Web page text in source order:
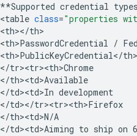
**Supported credential types
<table class="properties
<th></th>
<th>PasswordCredential /
<th>PublicKeyCredential</th>
</tr><tr><th>Chrome
</th><td>Available
</td><td>In development
</td></tr><tr><th>Firefox
</th><td>N/A
</td><td>Aiming to ship on